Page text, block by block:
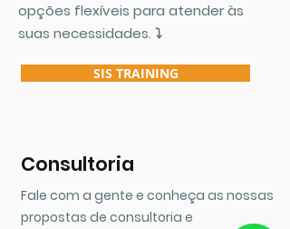
opções flexíveis para atender às
suas necessidades. ⤵️
SIS TRAINING
Consultoria
Fale com a gente e conheça as nossas
propostas de consultoria e